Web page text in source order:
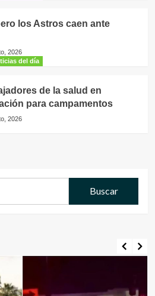
los Astros caen ante
2026
del día
de la salud en
para campamentos
2026